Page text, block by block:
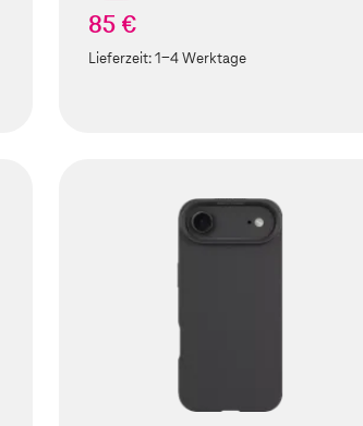
85 €
Lieferzeit:1-4 Werktage